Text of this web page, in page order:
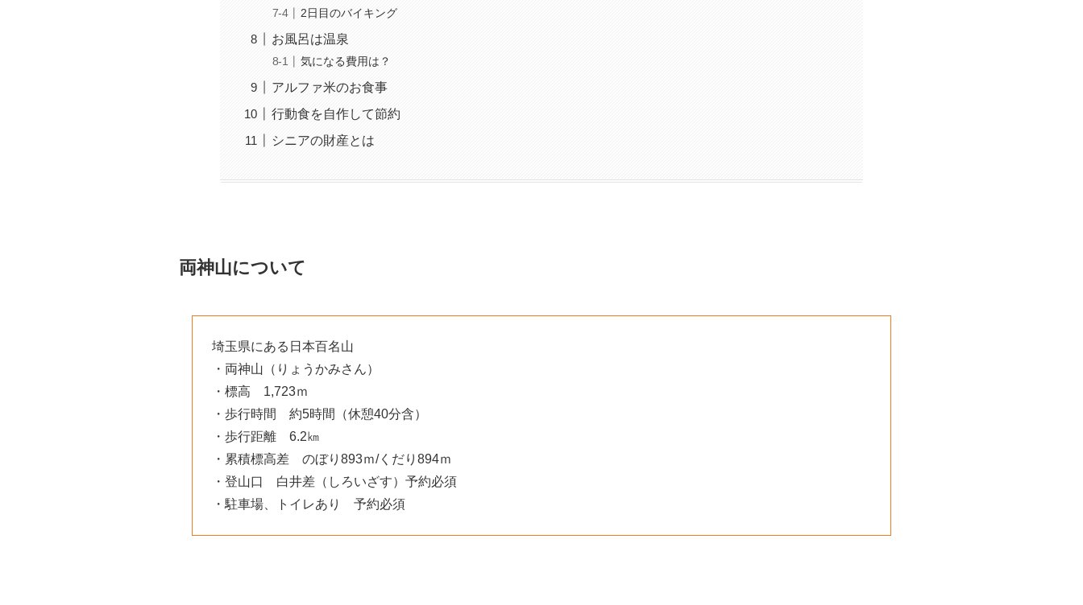
2日目のバイキング
お風呂は温泉
気になる費用は？
アルファ米のお食事
行動食を自作して節約
シニアの財産とは
両神山について
埼玉県にある日本百名山
・両神山（りょうかみさん）
・標高 1,723ｍ
・歩行時間 約5時間（休憩40分含）
・歩行距離 6.2㎞
・累積標高差 のぼり893ｍ/くだり894ｍ
・登山口 白井差（しろいざす）予約必須
・駐車場、トイレあり 予約必須